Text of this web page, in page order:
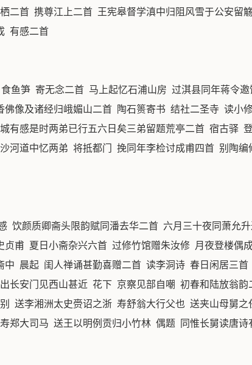
二首 携尊江上二首 王宪皋督学滇中归阻风雪于公安留
有感二首
鱼笋 寄无念二首 马上起忆石浦山房 过淇县同年蒋令
像及诸经归峨媚山二首 陶石篑寄书 结社二圣寺 读小
感是时两弟已行五六日矣三弟留题荒亭二首 宿古驿
河道中忆两弟 将抵都门 挽同年李检讨成甫四首 别陶编
饮颜质卿斋头限韵赋同潘去华二首 六月三十夜同萧允
甫 夏日小斋杂兴六首 过修竹馆赠朱汝修 月夜登楼偶
中 晨起 闺人禅诵甚勤喜赠二首 读李洞诗 春日闲居三
长安门见西山甚近 花下 京察见部自嘲 初春和陆放翁韵
送李湘洲太史赍诏之浙 寿舒翁大行父也 送夹山母舅之
郑大司马 送王以明例贡归小竹林 偶题 同惟长舅读唐诗